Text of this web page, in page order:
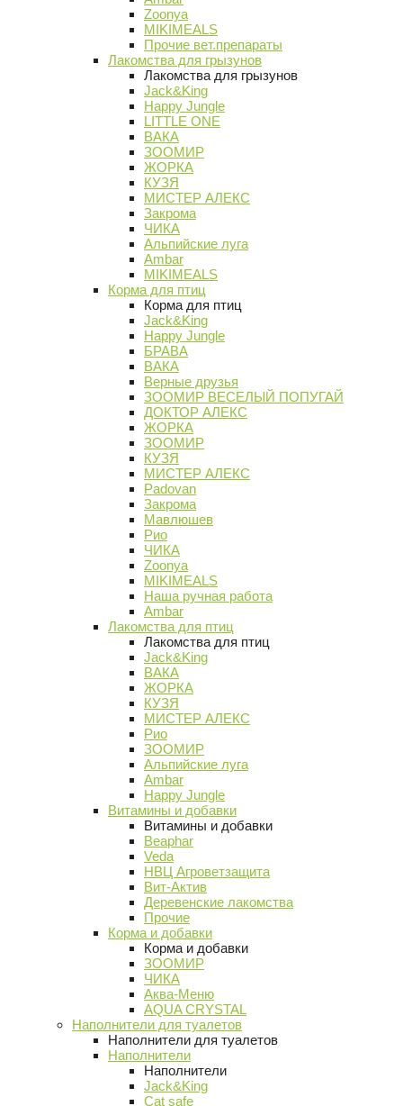
Zoonya
MIKIMEALS
Прочие вет.препараты
Лакомства для грызунов
Лакомства для грызунов
Jack&King
Happy Jungle
LITTLE ONE
ВАКА
ЗООМИР
ЖОРКА
КУЗЯ
МИСТЕР АЛЕКС
Закрома
ЧИКА
Альпийские луга
Ambar
MIKIMEALS
Корма для птиц
Корма для птиц
Jack&King
Happy Jungle
БРАВА
ВАКА
Верные друзья
ЗООМИР ВЕСЕЛЫЙ ПОПУГАЙ
ДОКТОР АЛЕКС
ЖОРКА
ЗООМИР
КУЗЯ
МИСТЕР АЛЕКС
Padovan
Закрома
Мавлюшев
Рио
ЧИКА
Zoonya
MIKIMEALS
Наша ручная работа
Ambar
Лакомства для птиц
Лакомства для птиц
Jack&King
ВАКА
ЖОРКА
КУЗЯ
МИСТЕР АЛЕКС
Рио
ЗООМИР
Альпийские луга
Ambar
Happy Jungle
Витамины и добавки
Витамины и добавки
Beaphar
Veda
НВЦ Агроветзащита
Вит-Актив
Деревенские лакомства
Прочие
Корма и добавки
Корма и добавки
ЗООМИР
ЧИКА
Аква-Меню
AQUA CRYSTAL
Наполнители для туалетов
Наполнители для туалетов
Наполнители
Наполнители
Jack&King
Cat safe